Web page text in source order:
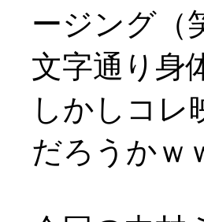
ージング（
文字通り身
しかしコレ
だろうかｗ